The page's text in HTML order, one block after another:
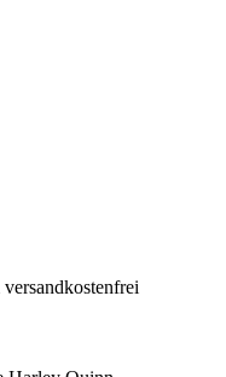
versandkostenfrei